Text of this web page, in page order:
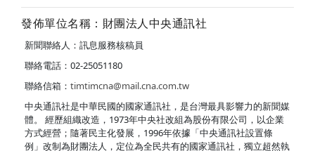
發佈單位名稱：財團法人中央通訊社
新聞聯絡人：訊息服務核稿員
聯絡電話：02-25051180
聯絡信箱： timtimcna@mail.cna.com.tw
中央通訊社是中華民國的國家通訊社，是台灣最具影響力的新聞媒
體。 經歷組織改造，1973年中央社改組為股份有限公司，以企業
方式經營；隨著民主化發展，1996年依據「中央通訊社設置條
例」改制為財團法人，定位為全民共有的國家通訊社，獨立超然執